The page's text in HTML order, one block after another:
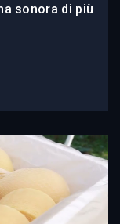
sonora di più